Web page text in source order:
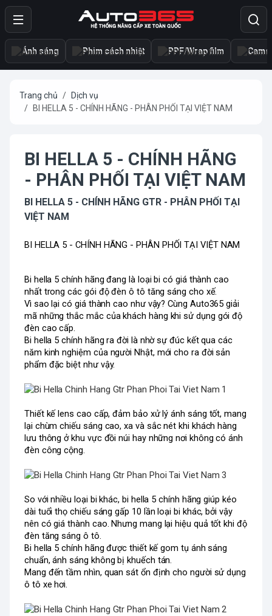
Ánh sáng Phim cách nhiệt PPF/Wrap film
Trang chủ
Dịch vụ
BI HELLA 5 - CHÍNH HÃNG - PHÂN PHỐI TẠI VIỆT NAM
BI HELLA 5 - CHÍNH HÃNG
- PHÂN PHỐI TẠI VIỆT NAM
BI HELLA 5 - CHÍNH HÃNG GTR - PHÂN PHỐI TẠI
VIỆT NAM
BI HELLA 5 - CHÍNH HÃNG - PHÂN PHỐI TẠI VIỆT NAM
Bi hella 5 chính hãng đang là loại bi có giá thành cao
nhất trong các gói độ đèn ô tô tăng sáng cho xế.
Vì sao lại có giá thành cao như vậy? Cùng Auto365 giải
mã những thắc mắc của khách hàng khi sử dụng gói độ
đèn cao cấp.
Bi hella 5 chính hãng ra đời là nhờ sự đúc kết qua các
năm kinh nghiệm của người Nhật, mới cho ra đời sản
phẩm đặc biệt như vậy.
Thiết kế lens cao cấp, đảm bảo xử lý ánh sáng tốt, mang
lại chùm chiếu sáng cao, xa và sắc nét khi khách hàng
lưu thông ở khu vực đồi núi hay những nơi không có ánh
đèn công cộng.
So với nhiều loại bi khác, bi hella 5 chính hãng giúp kéo
dài tuổi thọ chiếu sáng gấp 10 lần loại bi khác, bởi vậy
nên có giá thành cao. Nhưng mang lại hiệu quả tốt khi độ
đèn tăng sáng ô tô.
Bi hella 5 chính hãng được thiết kế gom tụ ánh sáng
chuẩn, ánh sáng không bị khuếch tán.
Mang đến tầm nhìn, quan sát ổn định cho người sử dụng
ô tô xe hơi.